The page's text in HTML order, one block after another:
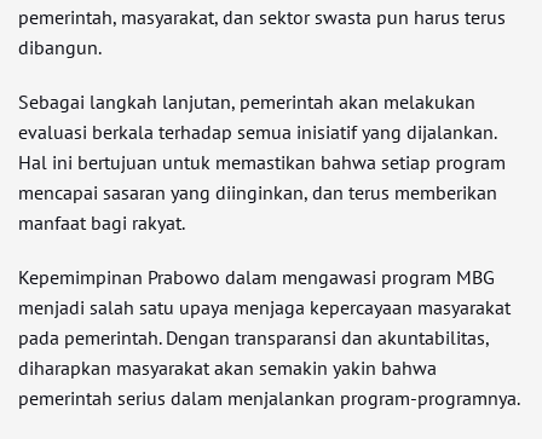
pemerintah, masyarakat, dan sektor swasta pun harus terus
dibangun.
Sebagai langkah lanjutan, pemerintah akan melakukan
evaluasi berkala terhadap semua inisiatif yang dijalankan.
Hal ini bertujuan untuk memastikan bahwa setiap program
mencapai sasaran yang diinginkan, dan terus memberikan
manfaat bagi rakyat.
Kepemimpinan Prabowo dalam mengawasi program MBG
menjadi salah satu upaya menjaga kepercayaan masyarakat
pada pemerintah. Dengan transparansi dan akuntabilitas,
diharapkan masyarakat akan semakin yakin bahwa
pemerintah serius dalam menjalankan program-programnya.